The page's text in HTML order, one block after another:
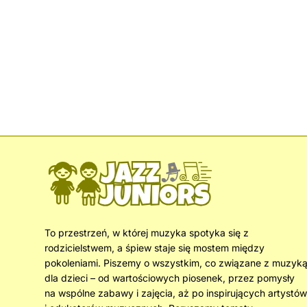
To przestrzeń, w której muzyka spotyka się z
rodzicielstwem, a śpiew staje się mostem między
pokoleniami. Piszemy o wszystkim, co związane z muzyką
dla dzieci – od wartościowych piosenek, przez pomysły
na wspólne zabawy i zajęcia, aż po inspirujących artystów